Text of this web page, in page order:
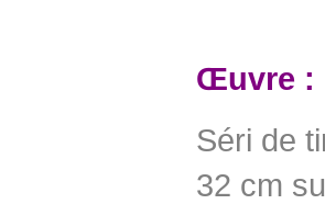
Œuvre :
Séri de
32 cm